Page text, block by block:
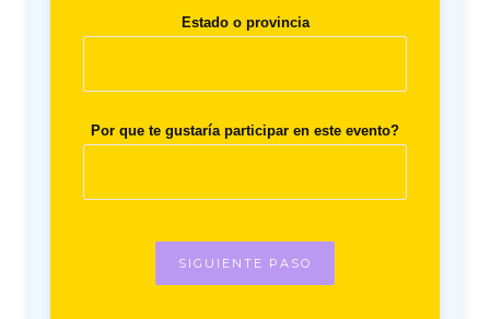
Estado o provincia
Por que te gustaría participar en este evento?